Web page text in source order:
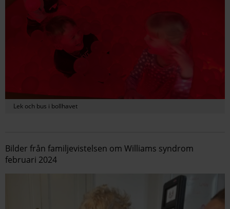
Lek och bus i bollhavet
Bilder från familjevistelsen om Williams syndrom
februari 2024